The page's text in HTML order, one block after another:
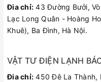
Đia chỉ: 43 Đường Bưởi,
Lạc Long Quân - Hoàng
Khuê), Ba Đình, Hà Nội.
VẬT TƯ ĐIỆN LẠNH
Đia chỉ: 450 Đê La Thành,